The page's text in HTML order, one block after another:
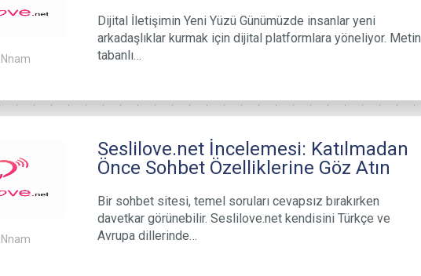
Nnam
Dijital İletişimin Yeni Yüzü Günümüzde insanlar yeni
arkadaşlıklar kurmak için dijital platformlara yöneliyor. Metin
tabanlı…
Nnam
Seslilove.net İncelemesi: Katılmadan
Önce Sohbet Özelliklerine Göz Atın
Bir sohbet sitesi, temel soruları cevapsız bırakırken
davetkar görünebilir. Seslilove.net kendisini Türkçe ve
Avrupa dillerinde…